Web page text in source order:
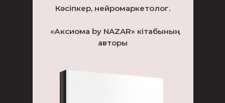
Кәсіпкер, нейромаркетолог.
«Аксиома by NAZAR» кітабының
авторы